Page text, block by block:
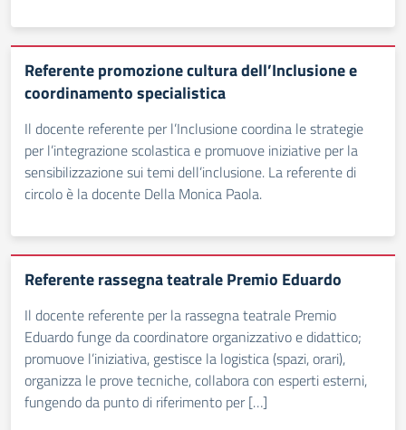
Referente promozione cultura dell’Inclusione e
coordinamento specialistica
Il docente referente per l’Inclusione coordina le strategie
per l’integrazione scolastica e promuove iniziative per la
sensibilizzazione sui temi dell’inclusione. La referente di
circolo è la docente Della Monica Paola.
Referente rassegna teatrale Premio Eduardo
Il docente referente per la rassegna teatrale Premio
Eduardo funge da coordinatore organizzativo e didattico;
promuove l’iniziativa, gestisce la logistica (spazi, orari),
organizza le prove tecniche, collabora con esperti esterni,
fungendo da punto di riferimento per […]